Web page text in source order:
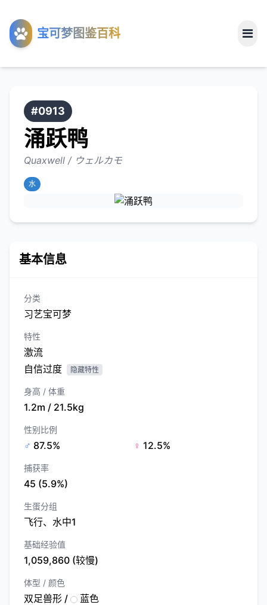
宝可梦图鉴百科
工具
关于
#0913
涌跃鸭
Quaxwell / ウェルカモ
水
基本信息
分类
习艺宝可梦
特性
激流
自信过度
隐藏特性
身高 / 体重
1.2m / 21.5kg
性别比例
♂ 87.5% ♀ 12.5%
捕获率
45 (5.9%)
生蛋分组
飞行、水中1
基础经验值
1,059,860 (较慢)
体型 / 颜色
双足兽形 / 蓝色